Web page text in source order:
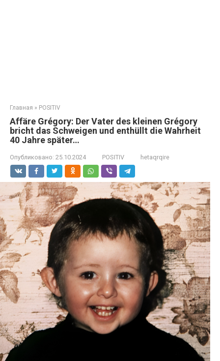
Главная » POSITIV
Affäre Grégory: Der Vater des kleinen Grégory
bricht das Schweigen und enthüllt die Wahrheit
40 Jahre später…
Опубликовано: 25.10.2024 POSITIV hetaqrqire